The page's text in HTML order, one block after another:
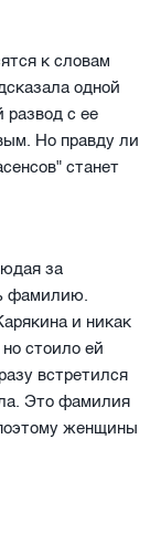
к словам
одной
развод с ее
Но правду ли
станет
за
фамилию.
и никак
стоило ей
встретился
Это фамилия
женщины